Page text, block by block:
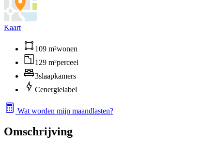
Kaart
109 m²wonen
129 m²perceel
3slaapkamers
Cenergielabel
Wat worden mijn maandlasten?
Omschrijving